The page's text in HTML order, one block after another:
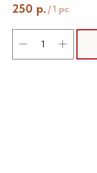
250 р. /1 pc